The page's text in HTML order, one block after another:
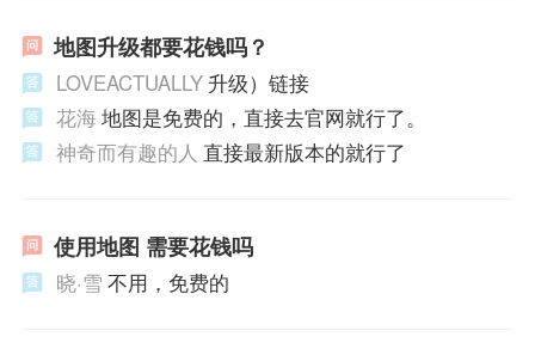
地图升级都要花钱吗？
LOVEACTUALLY 升级）链接
花海地图是免费的，直接去官网就行了。
神奇而有趣的人 直接最新版本的就行了
使用地图 需要花钱吗
晓·雪 不用，免费的